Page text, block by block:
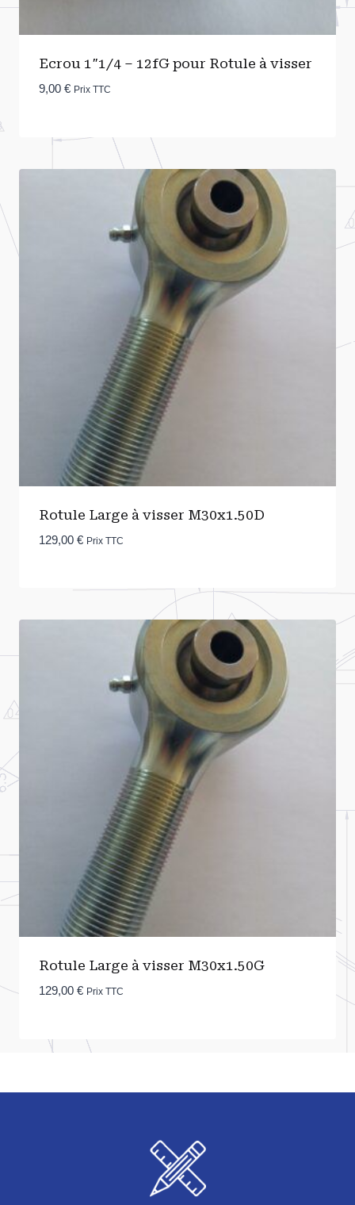
Ecrou 1″1/4 – 12fG pour Rotule à visser
9,00 € Prix TTC
Rotule Large à visser M30x1.50D
129,00 € Prix TTC
Rotule Large à visser M30x1.50G
129,00 € Prix TTC